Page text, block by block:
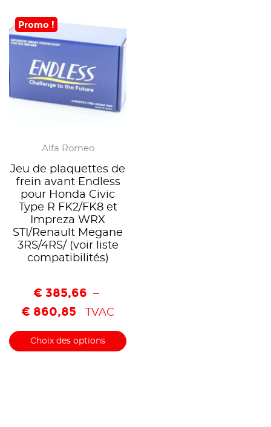
Promo !
Alfa Romeo
Jeu de plaquettes de
frein avant Endless
pour Honda Civic
Type R FK2/FK8 et
Impreza WRX
STI/Renault Megane
3RS/4RS/ (voir liste
compatibilités)
€ 385,66 –
€ 860,85 TVAC
Choix des options